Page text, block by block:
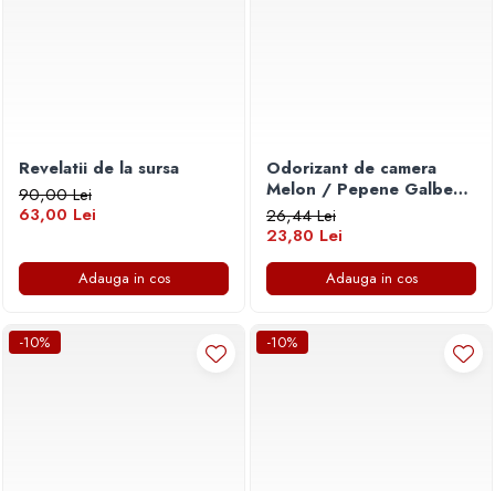
Revelatii de la sursa
90,00 Lei
63,00 Lei
Adauga in cos
Odorizant de camera
Melon / Pepene Galben -
120ml
26,44 Lei
23,80 Lei
Adauga in cos
-10% -10%